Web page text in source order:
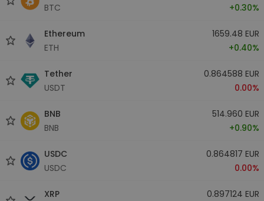
BTC
+0.30%
Ethereum
ETH
1659.48 EUR
+0.40%
Tether
USDT
0.864588 EUR
0.00%
BNB
BNB
514.960 EUR
+0.90%
USDC
USDC
0.864817 EUR
0.00%
XRP
0.897124 EUR